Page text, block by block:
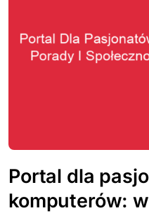
Portal dla
komputerów: